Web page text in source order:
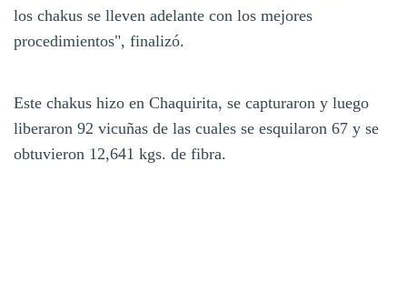
los chakus se lleven adelante con los mejores
procedimientos", finalizó.
Este chakus hizo en Chaquirita, se capturaron y luego
liberaron 92 vicuñas de las cuales se esquilaron 67 y se
obtuvieron 12,641 kgs. de fibra.